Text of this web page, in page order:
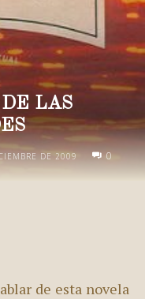
LAS
DE 2009 0
de esta novela